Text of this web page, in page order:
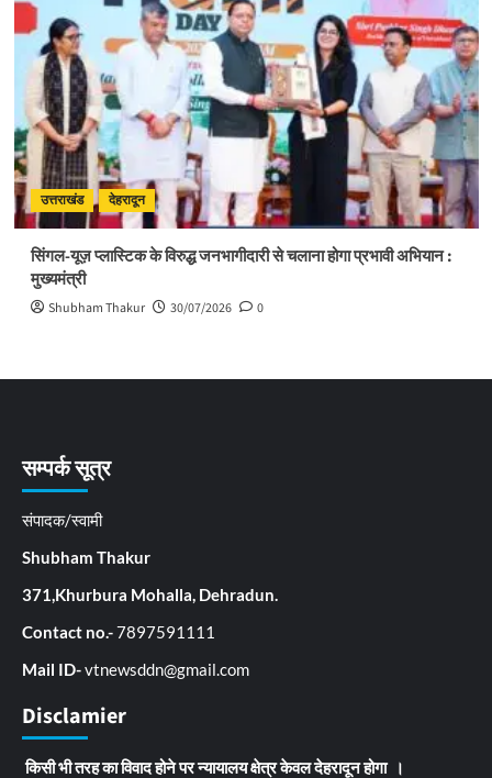
उत्तराखंड देहरादून
सिंगल-यूज़ प्लास्टिक के विरुद्ध जनभागीदारी से चलाना होगा प्रभावी अभियान :
मुख्यमंत्री
Shubham Thakur 30/07/2026 0
सम्पर्क सूत्र
संपादक/स्वामी
Shubham Thakur
371,Khurbura Mohalla, Dehradun.
Contact no.-7897591111
Mail ID-vtnewsddn@gmail.com
Disclamier
किसी भी तरह का विवाद होने पर न्यायालय क्षेत्र केवल देहरादून होगा ।